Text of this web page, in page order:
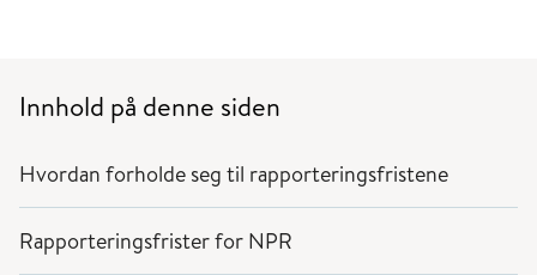
Innhold på denne siden
Hvordan forholde seg til rapporteringsfristene
Rapporteringsfrister for NPR